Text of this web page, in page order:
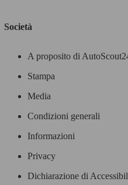
Società
A proposito di
Stampa
Media
Condizioni generali
Informazioni
Privacy
Dichiarazione di